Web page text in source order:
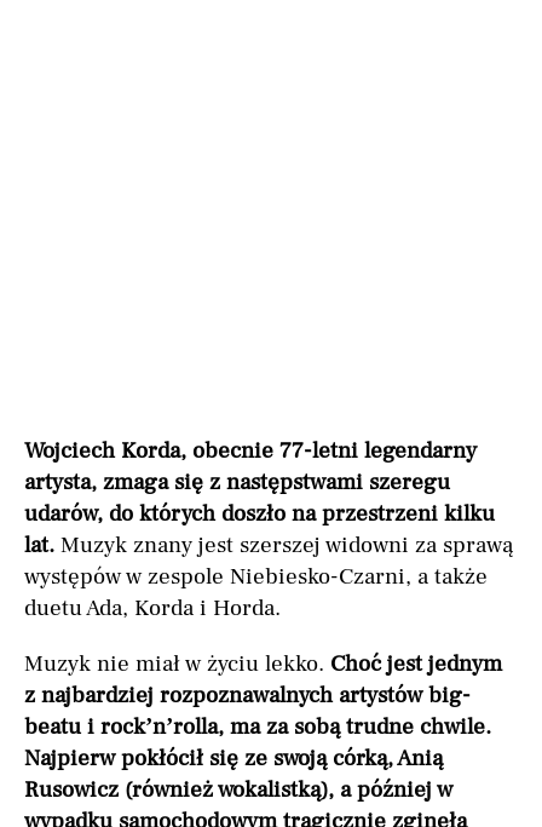
Wojciech Korda, obecnie 77-letni legendarny
artysta, zmaga się z następstwami szeregu
udarów, do których doszło na przestrzeni kilku
lat. Muzyk znany jest szerszej widowni za sprawą
występów w zespole Niebiesko-Czarni, a także
duetu Ada, Korda i Horda.
Muzyk nie miał w życiu lekko. Choć jest jednym
z najbardziej rozpoznawalnych artystów big-
beatu i rock’n’rolla, ma za sobą trudne chwile.
Najpierw pokłócił się ze swoją córką, Anią
Rusowicz (również wokalistką), a później w